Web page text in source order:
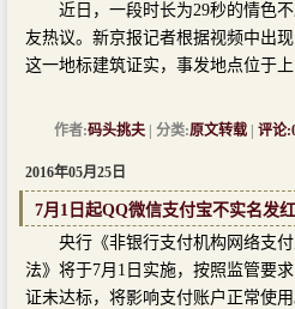
近日，一段时长为29秒的情色不
友热议。新京报记者根据视频中出
这一地标建筑证实，事发地点位于
作者:码头挑夫 | 分类:原文转载 评论
2016年05月25日
7月1日起QQ微信支付宝不实名发
央行《非银行支付机构网络支付
法》将于7月1日实施，按照监管要
证未达标，将影响支付账户正常使